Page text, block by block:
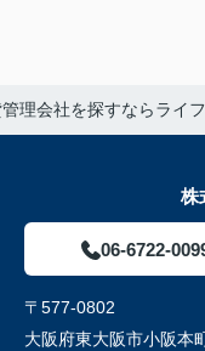
理会社を探すならライ
株
06-6722-
〒577-0802
大阪府東大阪市小阪本